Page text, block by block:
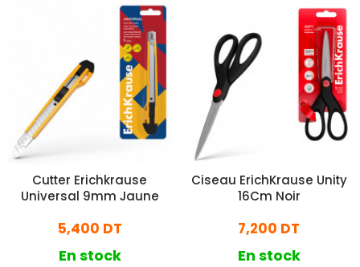
Cutter Erichkrause
Universal 9mm Jaune
5,400 DT
En stock
Ciseau ErichKrause Unity
16Cm Noir
7,200 DT
En stock